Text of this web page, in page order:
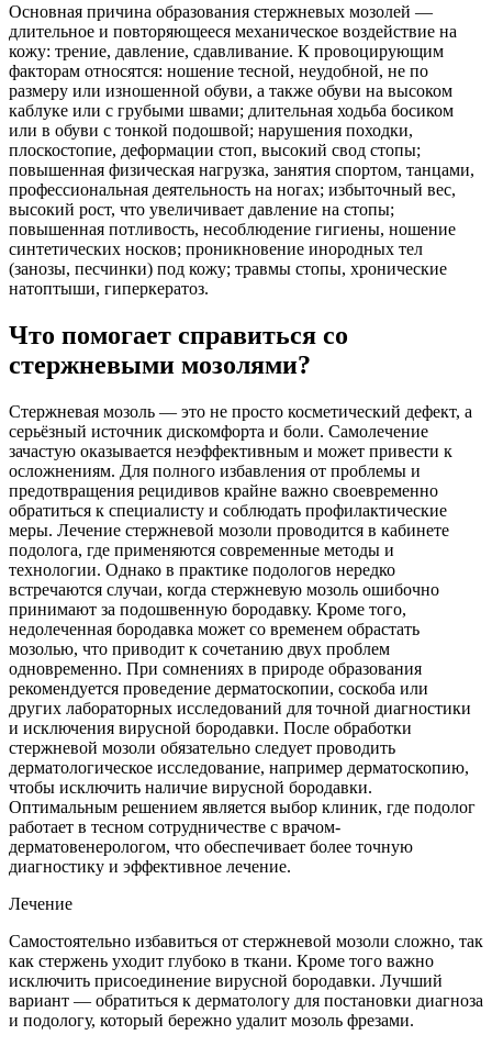
Основная причина образования стержневых мозолей —
длительное и повторяющееся механическое воздействие на
кожу: трение, давление, сдавливание. К провоцирующим
факторам относятся: ношение тесной, неудобной, не по
размеру или изношенной обуви, а также обуви на высоком
каблуке или с грубыми швами; длительная ходьба босиком
или в обуви с тонкой подошвой; нарушения походки,
плоскостопие, деформации стоп, высокий свод стопы;
повышенная физическая нагрузка, занятия спортом, танцами,
профессиональная деятельность на ногах; избыточный вес,
высокий рост, что увеличивает давление на стопы;
повышенная потливость, несоблюдение гигиены, ношение
синтетических носков; проникновение инородных тел
(занозы, песчинки) под кожу; травмы стопы, хронические
натоптыши, гиперкератоз.
Что помогает справиться со
стержневыми мозолями?
Стержневая мозоль — это не просто косметический дефект, а
серьёзный источник дискомфорта и боли. Самолечение
зачастую оказывается неэффективным и может привести к
осложнениям. Для полного избавления от проблемы и
предотвращения рецидивов крайне важно своевременно
обратиться к специалисту и соблюдать профилактические
меры. Лечение стержневой мозоли проводится в кабинете
подолога, где применяются современные методы и
технологии. Однако в практике подологов нередко
встречаются случаи, когда стержневую мозоль ошибочно
принимают за подошвенную бородавку. Кроме того,
недолеченная бородавка может со временем обрастать
мозолью, что приводит к сочетанию двух проблем
одновременно. При сомнениях в природе образования
рекомендуется проведение дерматоскопии, соскоба или
других лабораторных исследований для точной диагностики
и исключения вирусной бородавки. После обработки
стержневой мозоли обязательно следует проводить
дерматологическое исследование, например дерматоскопию,
чтобы исключить наличие вирусной бородавки.
Оптимальным решением является выбор клиник, где подолог
работает в тесном сотрудничестве с врачом-
дерматовенерологом, что обеспечивает более точную
диагностику и эффективное лечение.
Лечение
Самостоятельно избавиться от стержневой мозоли сложно, так
как стержень уходит глубоко в ткани. Кроме того важно
исключить присоединение вирусной бородавки. Лучший
вариант — обратиться к дерматологу для постановки диагноза
и подологу, который бережно удалит мозоль фрезами.